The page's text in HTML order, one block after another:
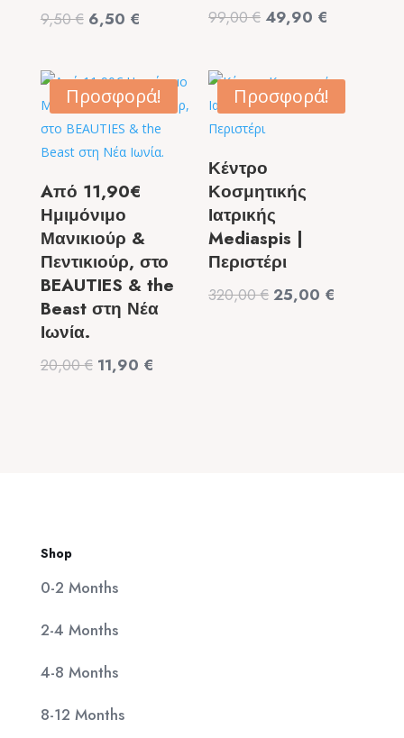
9,50€ Original
9,50 €.
6,50 €
είναι:
6,50 €.
99,00€ Original
99,00 €.
49,90 €
49,90 €.
Προσφορά!
Aπό 11,90€
Ημιμόνιμο
Μανικιούρ &
Πεντικιούρ, στο
BEAUTIES & the
Beast στη Νέα
Ιωνία.
20,00€ Original
11,90 €
Προσφορά!
Κέντρο
Κοσμητικής
Ιατρικής
Mediaspis |
Περιστέρι
320,00€ Original
25,00 €
Shop
0-2 Months
2-4 Months
4-8 Months
8-12 Months